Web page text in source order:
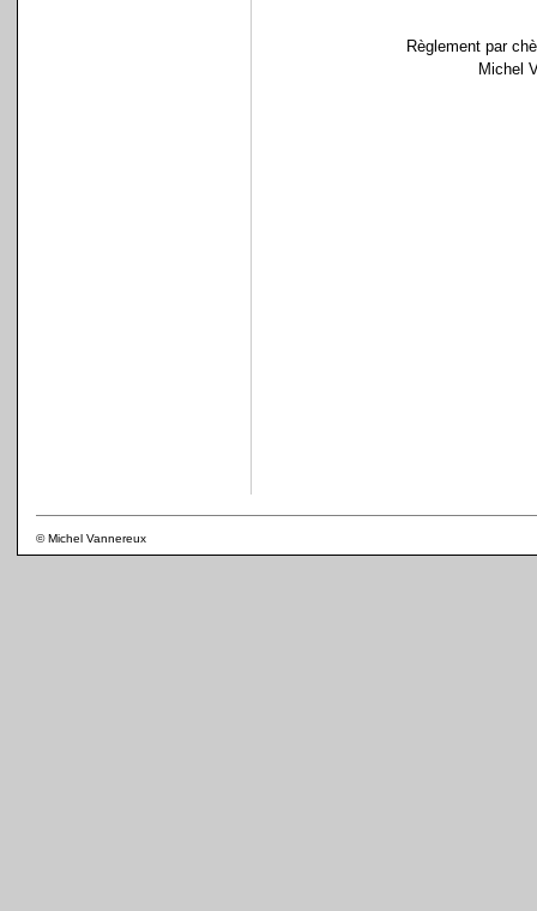
Règlement par
Michel
© Michel Vannereux